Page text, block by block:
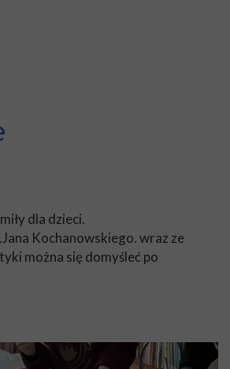
dla dzieci.
Kochanowskiego. wraz ze
można się domyśleć po